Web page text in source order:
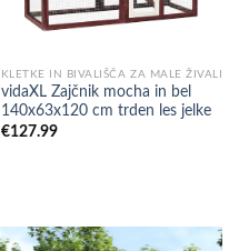
KLETKE IN BIVALIŠČA ZA MALE ŽIVALI
vidaXL Zajčnik mocha in bel
140x63x120 cm trden les jelke
€127.99